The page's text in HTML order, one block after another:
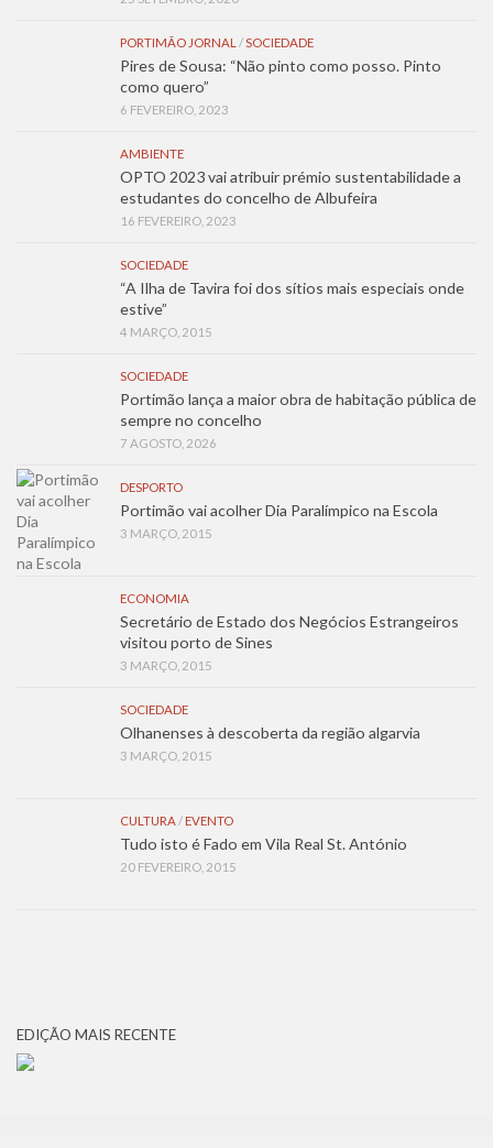
PORTIMÃO JORNAL /SOCIEDADE
Pires de Sousa: “Não pinto como posso. Pinto
como quero”
6 FEVEREIRO, 2023
AMBIENTE
OPTO 2023 vai atribuir prémio sustentabilidade a
estudantes do concelho de Albufeira
16 FEVEREIRO, 2023
SOCIEDADE
“A Ilha de Tavira foi dos sítios mais especiais onde
estive”
4 MARÇO, 2015
SOCIEDADE
Portimão lança a maior obra de habitação pública de
sempre no concelho
7 AGOSTO, 2026
DESPORTO
Portimão vai acolher Dia Paralímpico na Escola
3 MARÇO, 2015
ECONOMIA
Secretário de Estado dos Negócios Estrangeiros
visitou porto de Sines
3 MARÇO, 2015
SOCIEDADE
Olhanenses à descoberta da região algarvia
3 MARÇO, 2015
CULTURA/ EVENTO
Tudo isto é Fado em Vila Real St. António
20 FEVEREIRO, 2015
EDIÇÃO MAIS RECENTE